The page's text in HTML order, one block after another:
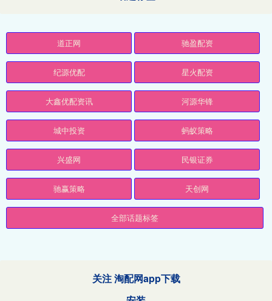
道正网 驰盈配资
纪源优配 星火配资
大鑫优配资讯 河源华锋
城中投资 蚂蚁策略
兴盛网 民银证券
驰赢策略 天创网
全部话题标签
关注 淘配网app下载